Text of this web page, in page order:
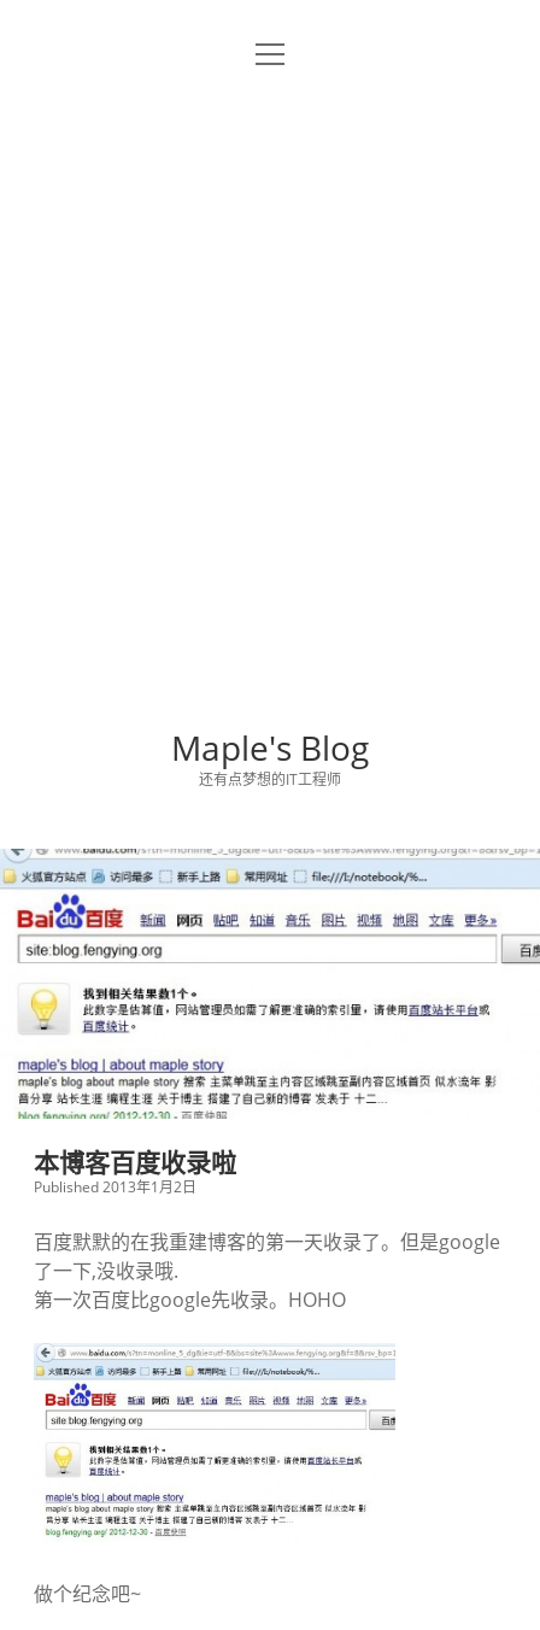
关于博主
o
Maple's Blog
还有点梦想的IT工程师
本博客百度收录啦
Published 2013年1月2日
百度默默的在我重建博客的第一天收录了。但是google
了一下,没收录哦.
第一次百度比google先收录。HOHO
做个纪念吧~